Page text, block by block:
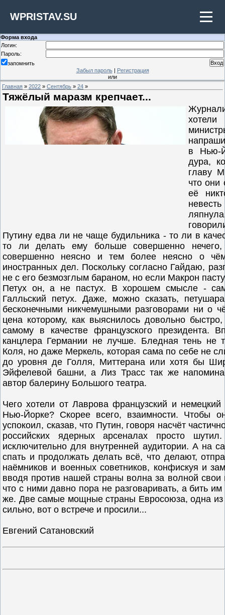
WPRISTAV.SU
Форма входа
Логин:
Пароль:
запомнить
Забыл пароль| Регистрация
или
Главная » 2022 » Сентябрь » 24 »
Тяжёлый маразм крепчает...
в Нью-
дура,
главу
что они
её
Путину едва ли не чаще будильника - то ли в
то ли делать ему больше совершенно
совершенно неясно и тем более неясно о
иностранных дел. Поскольку согласно Гайдаю,
не с его безмозглым бараном, но если Макрон
Петух он, а не пастух. В хорошем смысле -
Галльский петух. Даже, можно сказать,
бесконечными никчемушными разговорами ни о
цена которому, как выяснилось довольно
самому в качестве французского президента.
канцлера Германии не лучше. Бледная тень не
Коля, но даже Меркель, которая сама по себе не
до уровня де Голля, Миттерана или хотя бы
Эйфелевой башни, а Лиз Трасс так же
автор балерину Большого театра.
Чего хотели от Лаврова французский и
Нью-Йорке? Скорее всего, взаимности. Чтобы
успокоил, сказав, что Путин, говоря насчёт
российских ядерных арсеналах просто
исключительно для внутренней аудитории. А на
спать и продолжать делать всё, что делают,
наёмников и военных советников, конфискуя и
вводя против нашей страны волна за волной свои
что с ними давно пора не разговаривать, а бить
же. Две самые мощные страны Евросоюза, одна из
сильно, вот о встрече и просили...
Евгений Сатановский